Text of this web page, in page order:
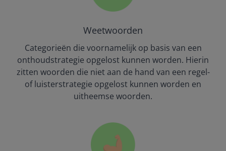
Weetwoorden
Categorieën die voornamelijk op basis van een
onthoudstrategie opgelost kunnen worden. Hierin
zitten woorden die niet aan de hand van een regel-
of luisterstrategie opgelost kunnen worden en
uitheemse woorden.